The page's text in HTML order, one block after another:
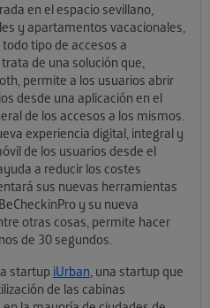
en el espacio sevillano,
y apartamentos vacacionales,
tipo de accesos a
de una solución que,
permite a los usuarios abrir
desde una aplicación en el
de los accesos a los mismos.
experiencia digital, integral y
de los usuarios desde el
a reducir los costes
sus nuevas herramientas
y su nueva
otras cosas, permite hacer
de 30 segundos.
startup iUrban, una startup que
de las cabinas